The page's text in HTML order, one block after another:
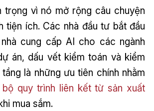
trọng vì nó mở rộng câu chuyện
tiện ích. Các nhà đầu tư bắt đầu
cung cấp AI cho các ngành
án, dấu vết kiểm toán và kiểm
là những ưu tiên chính nhằm
bộ quy trình liên kết từ sản xuất
mua sắm.